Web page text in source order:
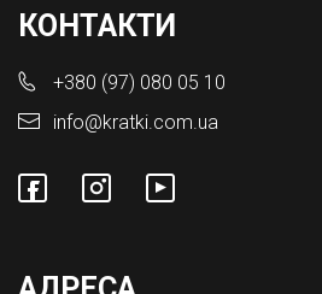
КОНТАКТИ
+380 (97) 080 05 10
info@kratki.com.ua